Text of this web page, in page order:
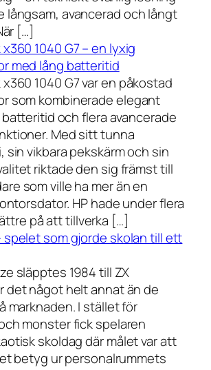
långsam, avancerad och långt
[…]
1040 G7 – en lyxig
med lång batteritid
x360 1040 G7 var en påkostad
som kombinerade elegant
och flera avancerade
Med sitt tunna
sin vikbara pekskärm och sin
riktade den sig främst till
som ville ha mer än en
HP hade under flera
på att tillverka […]
spelet som gjorde skolan till ett
släpptes 1984 till ZX
det något helt annat än de
marknaden. I stället för
monster fick spelaren
skoldag där målet var att
betyg ur personalrummets